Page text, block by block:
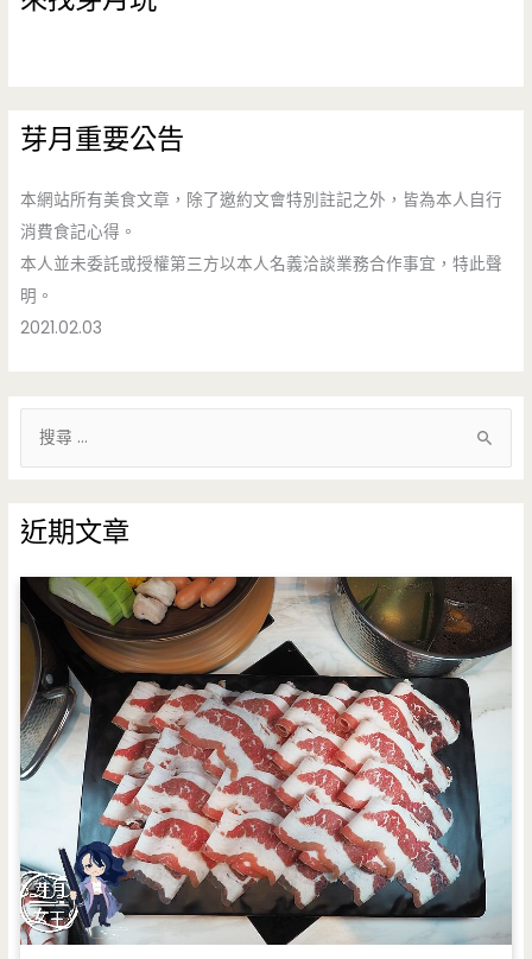
芽月重要公告
本網站所有美食文章，除了邀約文會特別註記之外，皆為本人自行
消費食記心得。
本人並未委託或授權第三方以本人名義洽談業務合作事宜，特此聲
明。
2021.02.03
鍵
字
:
近期文章